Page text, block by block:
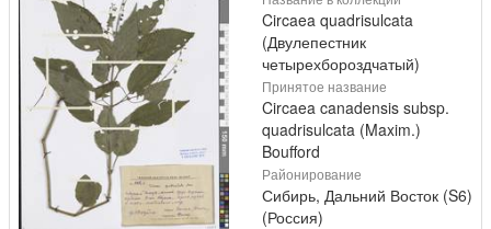
Circaea quadrisulcata
(Двулепестник
четырехбороздчатый)
Принятое название
Circaea canadensis subsp.
quadrisulcata (Maxim.)
Boufford
Районирование
Сибирь, Дальний Восток (S6)
(Россия)